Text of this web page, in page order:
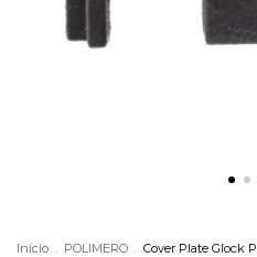
Início . POLIMERO . Cover Plate Glock